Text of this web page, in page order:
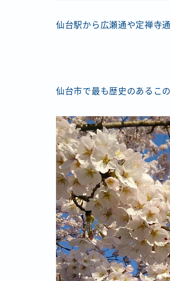
仙台駅から広瀬通や定禅寺
仙台市で最も歴史のあるこ